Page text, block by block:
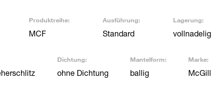
Produktreihe:
MCF
Ausführung:
Standard
Lagerung:
vollnadelig
Dichtung:
ohne Dichtung
Mantelform:
ballig
Marke:
McGill